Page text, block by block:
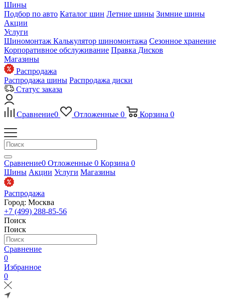
Шины
Подбор по авто Каталог шин Летние шины Зимние шины
Акции
Услуги
Шиномонтаж Калькулятор шиномонтажа Сезонное хранение
Корпоративное обслуживание Правка Дисков
Магазины
Распродажа
Распродажа шины Распродажа диски
Статус заказа
Сравнение0 Отложенные 0 Корзина 0
Сравнение0 Отложенные 0 Корзина 0
Шины Акции Услуги Магазины
Распродажа
Город: Москва
+7 (499) 288-85-56
Поиск
Поиск
Сравнение
0
Избранное
0